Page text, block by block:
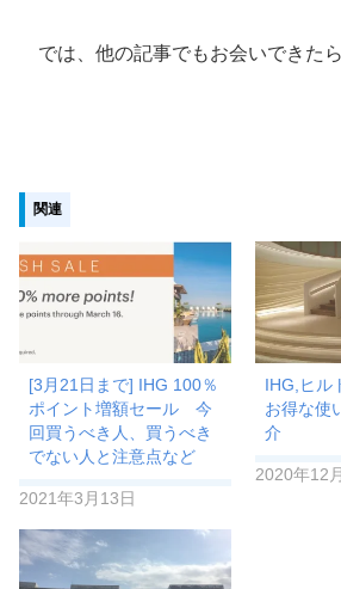
では、他の記事でもお会いできたら
関連
[3月21日まで] IHG 100％
ポイント増額セール 今
回買うべき人、買うべき
でない人と注意点など
2021年3月13日
IHG,ヒル
お得な使
介
2020年12